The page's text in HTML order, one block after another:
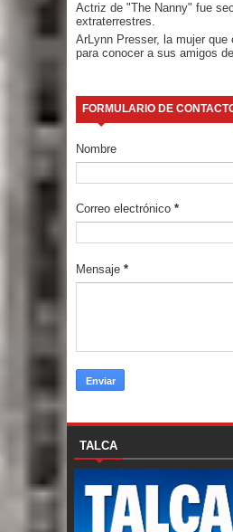
Actriz de "The Nanny" fue
extraterrestres.
ArLynn Presser, la mujer que
para conocer a sus amigos
FORMULARIO DE
Nombre
Correo electrónico *
Mensaje *
TALCA